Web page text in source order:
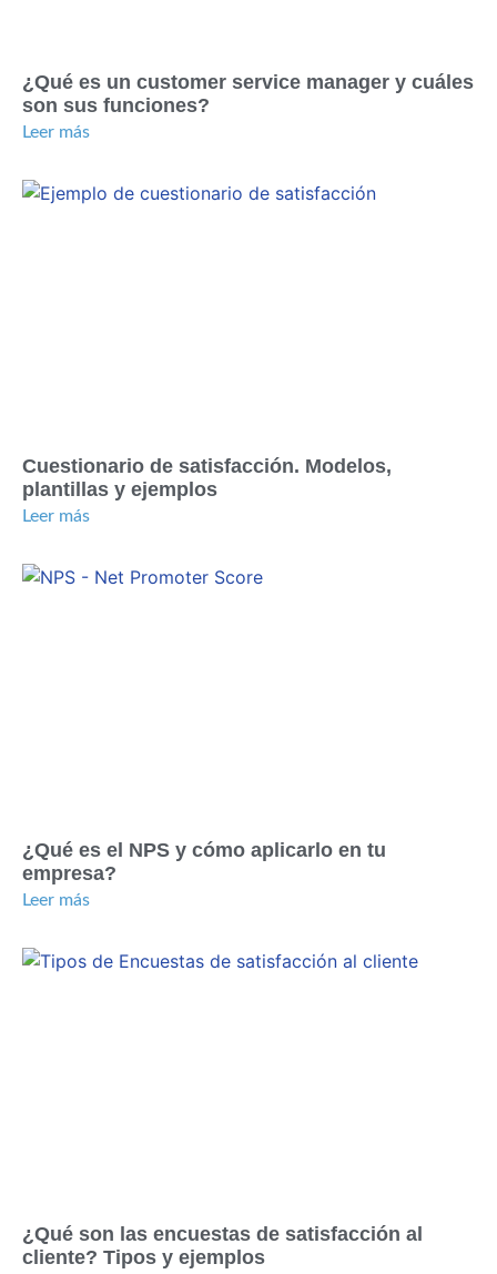
¿Qué es un customer service manager y cuáles
son sus funciones?
Leer más
Cuestionario de satisfacción. Modelos,
plantillas y ejemplos
Leer más
¿Qué es el NPS y cómo aplicarlo en tu
empresa?
Leer más
¿Qué son las encuestas de satisfacción al
cliente? Tipos y ejemplos